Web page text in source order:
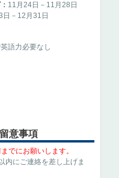
11月24日－11月28日
日－12月31日
語力必要なし
意事項
でにお願いします。
内にご連絡を差し上げま